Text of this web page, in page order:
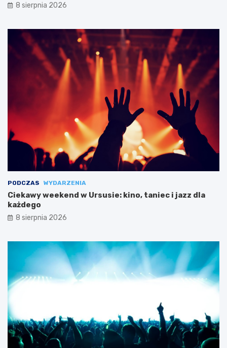
8 sierpnia 2026
PODCZAS WYDARZENIA
Ciekawy weekend w Ursusie: kino, taniec i jazz dla
każdego
8 sierpnia 2026